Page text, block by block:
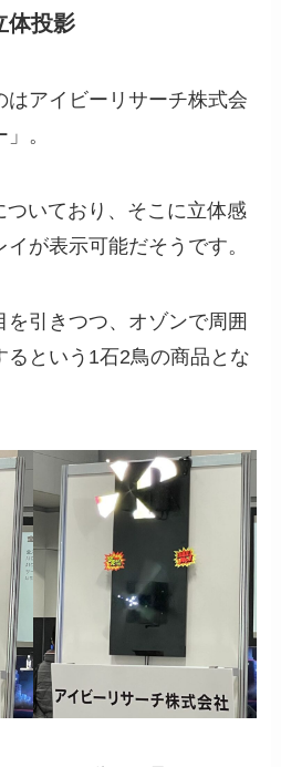
体投影
はアイビーリサーチ株式会
。
ついており、そこに立体感
が表示可能だそうです。
引きつつ、オゾンで周囲
るという1石2鳥の商品とな